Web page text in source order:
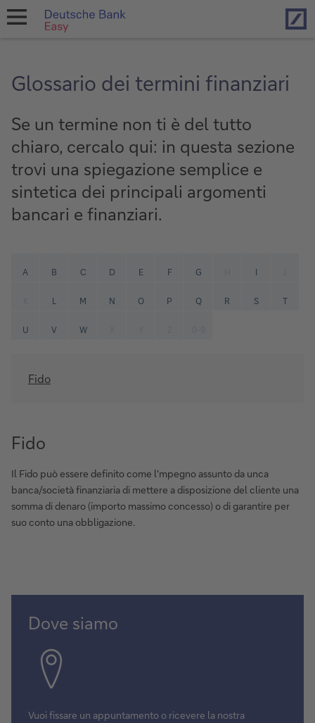
open
Glossario dei termini finanziari
Se un termine non ti è del tutto
chiaro, cercalo qui: in questa sezione
trovi una spiegazione semplice e
sintetica dei principali argomenti
bancari e finanziari.
A B C D E F G I
L M N O P Q R S T
U V W
Fido
Fido
Il Fido può essere definito come l'mpegno assunto da unca
banca/società finanziaria di mettere a disposizione del cliente una
somma di denaro (importo massimo concesso) o di garantire per
suo conto una obbligazione.
Dove siamo
Vuoi fissare un appuntamento o ricevere la nostra